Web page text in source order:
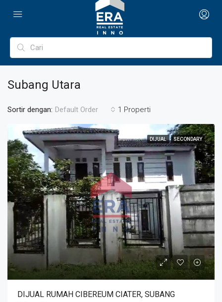
Subang Utara
1 Properti
Sortir dengan: Default Order
DIJUAL SECONDARY
DIJUAL RUMAH CIBEREUM CIATER, SUBANG